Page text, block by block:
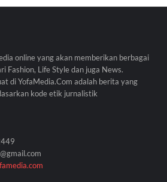
online yang akan memberikan berbagai
Fashion, Life Style dan juga News.
di YofaMedia.Com adalah berita yang
kode etik jurnalistik